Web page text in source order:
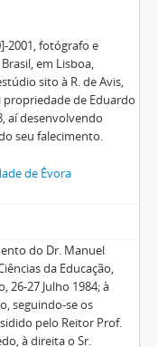
2001, fotógrafo e
em Lisboa,
sito à R. de Avis,
propriedade de Eduardo
aí desenvolvendo
seu falecimento.
de Évora
do Dr. Manuel
da Educação,
26-27 Julho 1984; à
seguindo-se os
pelo Reitor Prof.
à direita o Sr.